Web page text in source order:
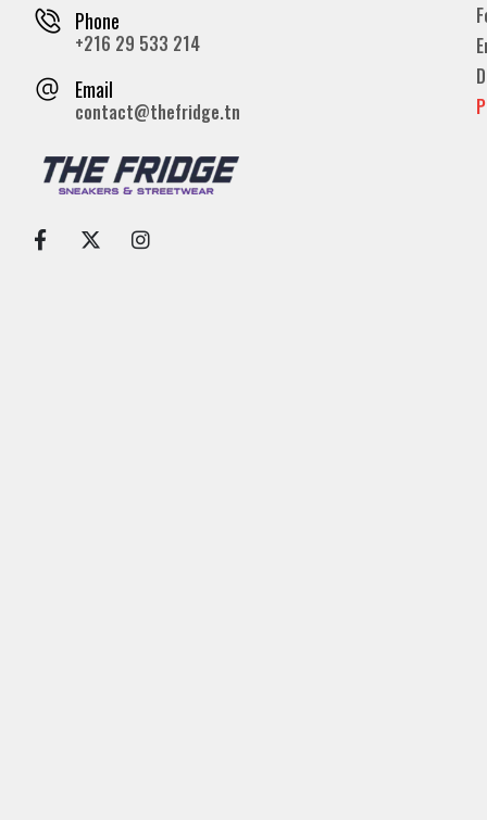
Phone
+216 29 533 214
Email
contact@thefridge.tn